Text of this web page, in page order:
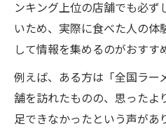
ンキング上位の店舗でも必
いため、実際に食べた人の
して情報を集めるのがおすす
例えば、ある方は「全国ラー
舗を訪れたものの、思ったよ
足できなかったという声があ